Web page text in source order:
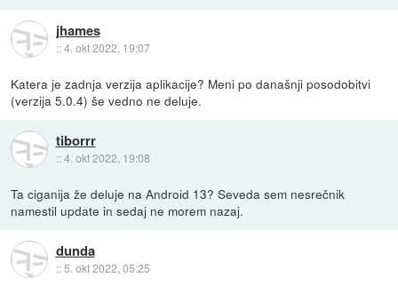
jhames
::4. okt 2022, 19:07
Katera je zadnja verzija aplikacije? Meni po današnji posodobitvi
(verzija 5.0.4) še vedno ne deluje.
tiborrr
::4. okt 2022, 19:08
Ta ciganija že deluje na Android 13? Seveda sem nesrečnik
namestil update in sedaj ne morem nazaj.
dunda
::5. okt 2022, 05:25